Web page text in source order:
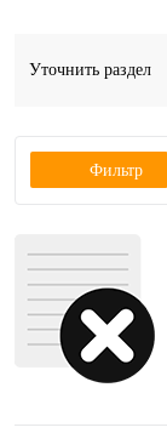
Уточнить раздел
Фильтр